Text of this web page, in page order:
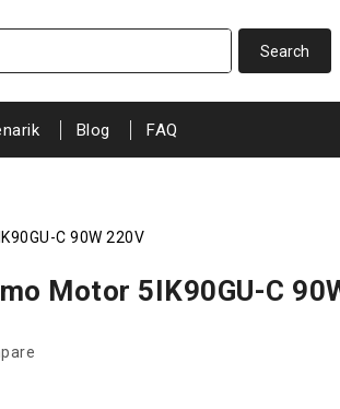
Blog FAQ
C 90W 220V
Motor 5IK90GU-C